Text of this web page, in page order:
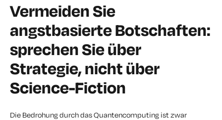
Vermeiden Sie
angstbasierte Botschaften:
sprechen Sie über
Strategie, nicht über
Science-Fiction
Die Bedrohung durch das Quantencomputing ist zwar